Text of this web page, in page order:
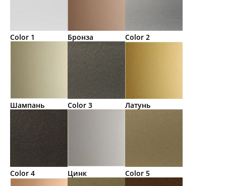
Color 1 Бронза Color 2
Шампань Color 3 Латунь
Color 4 Цинк Color 5